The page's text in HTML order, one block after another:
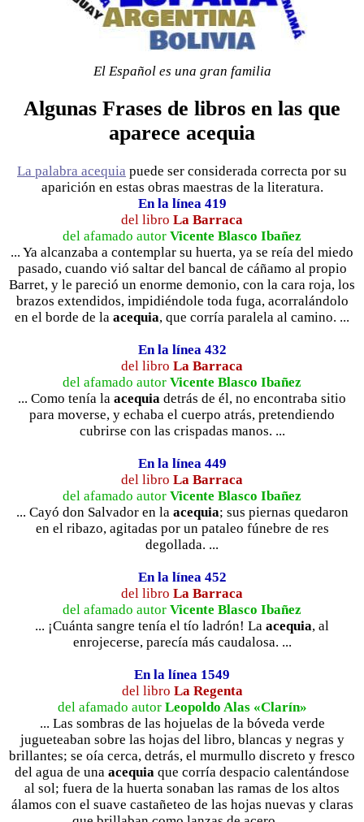
El Español es una gran familia
Algunas Frases de libros en las que
aparece acequia
La palabra acequia puede ser considerada correcta por su
aparición en estas obras maestras de la literatura.
En la línea 419
del libro La Barraca
del afamado autor Vicente Blasco Ibañez
... Ya alcanzaba a contemplar su huerta, ya se reía del miedo
pasado, cuando vió saltar del bancal de cáñamo al propio
Barret, y le pareció un enorme demonio, con la cara roja, los
brazos extendidos, impidiéndole toda fuga, acorralándolo
en el borde de la acequia, que corría paralela al camino. ...
En la línea 432
del libro La Barraca
del afamado autor Vicente Blasco Ibañez
... Como tenía la acequia detrás de él, no encontraba sitio
para moverse, y echaba el cuerpo atrás, pretendiendo
cubrirse con las crispadas manos. ...
En la línea 449
del libro La Barraca
del afamado autor Vicente Blasco Ibañez
... Cayó don Salvador en la acequia; sus piernas quedaron
en el ribazo, agitadas por un pataleo fúnebre de res
degollada. ...
En la línea 452
del libro La Barraca
del afamado autor Vicente Blasco Ibañez
... ¡Cuánta sangre tenía el tío ladrón! La acequia, al
enrojecerse, parecía más caudalosa. ...
En la línea 1549
del libro La Regenta
del afamado autor Leopoldo Alas «Clarín»
... Las sombras de las hojuelas de la bóveda verde
jugueteaban sobre las hojas del libro, blancas y negras y
brillantes; se oía cerca, detrás, el murmullo discreto y fresco
del agua de una acequia que corría despacio calentándose
al sol; fuera de la huerta sonaban las ramas de los altos
álamos con el suave castañeteo de las hojas nuevas y claras